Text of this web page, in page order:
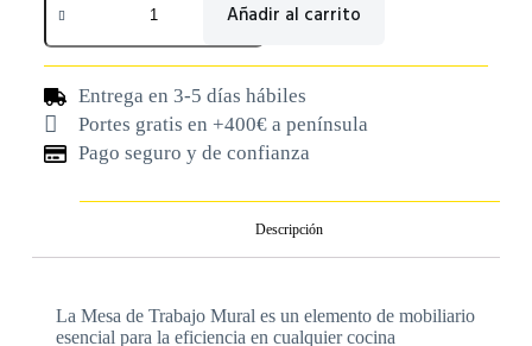
Añadir al carrito
Entrega en 3-5 días hábiles
Portes gratis en +400€ a península
Pago seguro y de confianza
Descripción
La Mesa de Trabajo Mural es un elemento de mobiliario
esencial para la eficiencia en cualquier cocina